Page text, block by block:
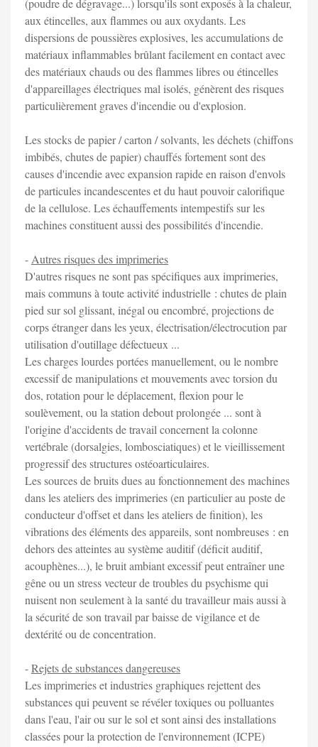
(poudre de dégravage...) lorsqu'ils sont exposés à la chaleur,
aux étincelles, aux flammes ou aux oxydants. Les
dispersions de poussières explosives, les accumulations de
matériaux inflammables brûlant facilement en contact avec
des matériaux chauds ou des flammes libres ou étincelles
d'appareillages électriques mal isolés, génèrent des risques
particulièrement graves d'incendie ou d'explosion.
Les stocks de papier / carton / solvants, les déchets (chiffons
imbibés, chutes de papier) chauffés fortement sont des
causes d'incendie avec expansion rapide en raison d'envols
de particules incandescentes et du haut pouvoir calorifique
de la cellulose. Les échauffements intempestifs sur les
machines constituent aussi des possibilités d'incendie.
-Autres risques des imprimeries
D'autres risques ne sont pas spécifiques aux imprimeries,
mais communs à toute activité industrielle : chutes de plain
pied sur sol glissant, inégal ou encombré, projections de
corps étranger dans les yeux, électrisation/électrocution par
utilisation d'outillage défectueux ...
Les charges lourdes portées manuellement, ou le nombre
excessif de manipulations et mouvements avec torsion du
dos, rotation pour le déplacement, flexion pour le
soulèvement, ou la station debout prolongée ... sont à
l'origine d'accidents de travail concernent la colonne
vertébrale (dorsalgies, lombosciatiques) et le vieillissement
progressif des structures ostéoarticulaires.
Les sources de bruits dues au fonctionnement des machines
dans les ateliers des imprimeries (en particulier au poste de
conducteur d'offset et dans les ateliers de finition), les
vibrations des éléments des appareils, sont nombreuses : en
dehors des atteintes au système auditif (déficit auditif,
acouphènes...), le bruit ambiant excessif peut entraîner une
gêne ou un stress vecteur de troubles du psychisme qui
nuisent non seulement à la santé du travailleur mais aussi à
la sécurité de son travail par baisse de vigilance et de
dextérité ou de concentration.
-Rejets de substances dangereuses
Les imprimeries et industries graphiques rejettent des
substances qui peuvent se révéler toxiques ou polluantes
dans l'eau, l'air ou sur le sol et sont ainsi des installations
classées pour la protection de l'environnement (ICPE)